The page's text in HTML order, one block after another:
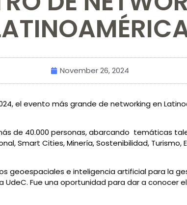
November 26, 2024
el evento más grande de networking en
de 40.000 personas, abarcando temáticas
Smart Cities, Minería, Sostenibilidad, Turismo,
geoespaciales e inteligencia artificial para la
Fue una oportunidad para dar a